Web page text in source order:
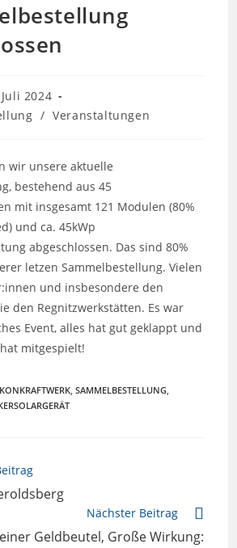
2024
/ Veranstaltungen
wir unsere aktuelle
bestehend aus 45
mit insgesamt 121 Modulen (80%
und ca. 45kWp
abgeschlossen. Das sind 80%
letzen Sammelbestellung. Vielen
und insbesondere den
den Regnitzwerkstätten. Es war
Event, alles hat gut geklappt und
mitgespielt!
, SAMMELBESTELLUNG,
Nächster Beitrag
Geldbeutel, Große Wirkung: